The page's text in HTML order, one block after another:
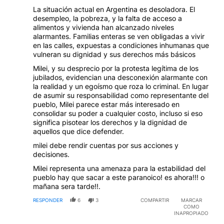
La situación actual en Argentina es desoladora. El
desempleo, la pobreza, y la falta de acceso a
alimentos y vivienda han alcanzado niveles
alarmantes. Familias enteras se ven obligadas a vivir
en las calles, expuestas a condiciones inhumanas que
vulneran su dignidad y sus derechos más básicos
Milei, y su desprecio por la protesta legítima de los
jubilados, evidencian una desconexión alarmante con
la realidad y un egoísmo que roza lo criminal. En lugar
de asumir su responsabilidad como representante del
pueblo, Milei parece estar más interesado en
consolidar su poder a cualquier costo, incluso si eso
significa pisotear los derechos y la dignidad de
aquellos que dice defender.
milei debe rendir cuentas por sus acciones y
decisiones.
Milei representa una amenaza para la estabilidad del
pueblo hay que sacar a este paranoico! es ahora!!! o
mañana sera tarde!!.
RESPONDER 6 3 COMPARTIR
MARCAR
COMO
INAPROPIADO